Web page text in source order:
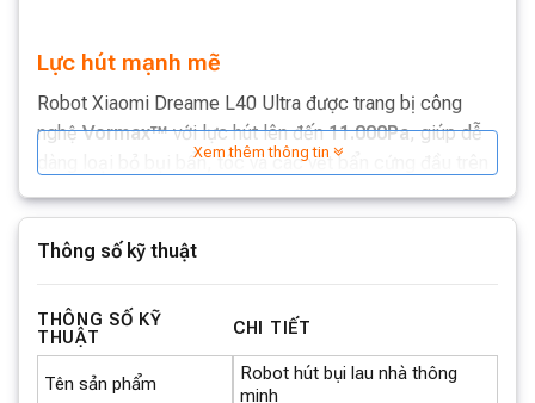
Lực hút mạnh mẽ
Robot Xiaomi Dreame L40 Ultra được trang bị công
nghệVormax™với lực hút lên đến11.000Pa, giúp dễ
dàng loại bỏ bụi bẩn, tóc và các vết bẩn cứng đầu trên
mọi bề mặt. Với khả năng này, chiếc robot này thực sự
là một trợ thủ đắc lực cho việc dọn dẹp nhà cửa.
Trạm sạc tự động thông minh
Một trong những điểm nổi bật của Dreame L40 Ultra là
Xem thêm thông tin
Thông số kỹ thuật
THÔNG SỐ KỸ
THUẬT
CHI TIẾT
Tên sản phẩm
Robot hút bụi lau nhà thông
minh